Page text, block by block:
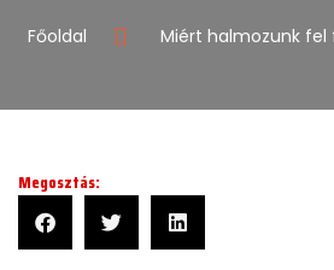
Főoldal Miért halmozunk
Megosztás: